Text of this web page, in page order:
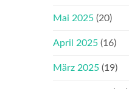
Mai 2025 (20)
April 2025 (16)
März 2025 (19)